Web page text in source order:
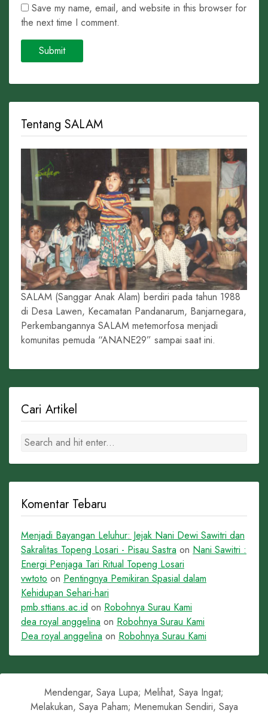
Save my name, email, and website in this browser for
the next time I comment.
Tentang SALAM
SALAM (Sanggar Anak Alam) berdiri pada tahun 1988
di Desa Lawen, Kecamatan Pandanarum, Banjarnegara,
Perkembangannya SALAM metemorfosa menjadi
komunitas pemuda “ANANE29” sampai saat ini.
Cari Artikel
Komentar Tebaru
Menjadi Bayangan Leluhur: Jejak Nani Dewi Sawitri dan
Sakralitas Topeng Losari - Pisau Sastra on Nani Sawitri :
Energi Penjaga Tari Ritual Topeng Losari
vwtoto on Pentingnya Pemikiran Spasial dalam
Kehidupan Sehari-hari
pmb.sttians.ac.id on Robohnya Surau Kami
dea royal anggelina on Robohnya Surau Kami
Dea royal anggelina on Robohnya Surau Kami
Mendengar, Saya Lupa; Melihat, Saya Ingat;
Melakukan, Saya Paham; Menemukan Sendiri, Saya